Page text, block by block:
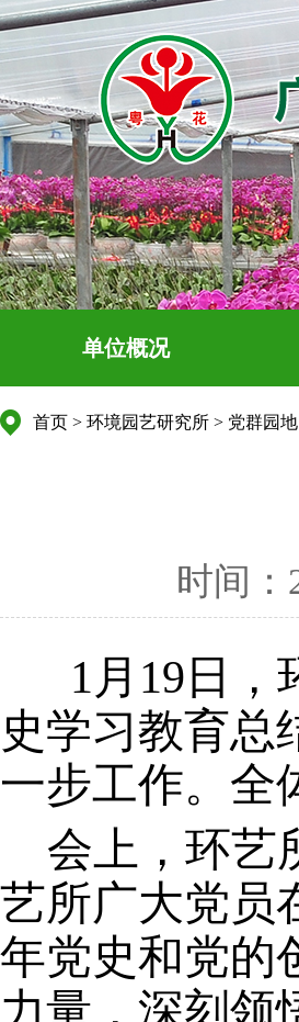
单位概况
首页 > 环境园艺研究所 > 党群园地
时间：
1月19日
史学习教育总
一步工作。全
会上，环艺
艺所广大党员
年党史和党的
力量，深刻领